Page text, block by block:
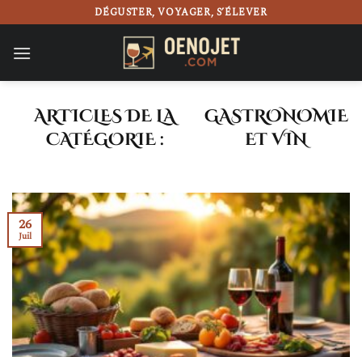
au
contenu
DÉGUSTER, VOYAGER, S’ÉLEVER
GASTRONOMIE
ET VIN
26
Juil